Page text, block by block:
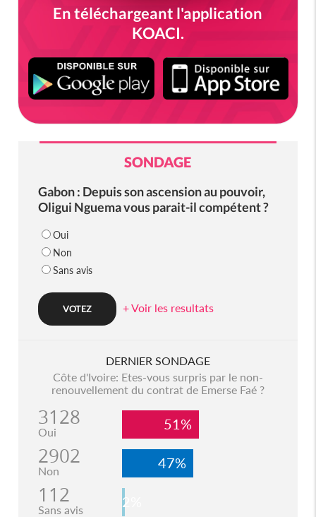
En téléchargeant l'application
KOACI.
SONDAGE
Gabon : Depuis son ascension au pouvoir,
Oligui Nguema vous parait-il compétent ?
Oui
Non
Sans avis
+ Voir les resultats
DERNIER SONDAGE
Côte d'Ivoire: Etes-vous surpris par le non-
renouvellement du contrat de Emerse Faé ?
3128
Oui 51%
2902
Non 47%
112
Sans avis 2%